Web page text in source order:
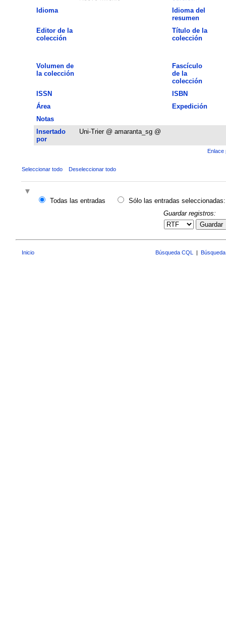
Idioma
Idioma del
resumen
Editor de la
colección
Título de la
colección
Volumen de
la colección
Fascículo
de la
colección
ISSN
ISBN
Área
Expedición
Notas
Insertado
por
Uni-Trier @ amaranta_sg @
Enlace
Seleccionar todo Deseleccionar todo
Todas las entradas
Sólo las entradas seleccionadas:
Guardar registros:
Guardar
Inicio Búsqueda CQL